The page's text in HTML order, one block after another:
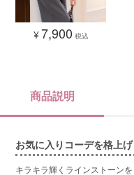
¥7,900 税込
商品説明
お気に入りコーデを格上げ
キラキラ輝くラインストーンを